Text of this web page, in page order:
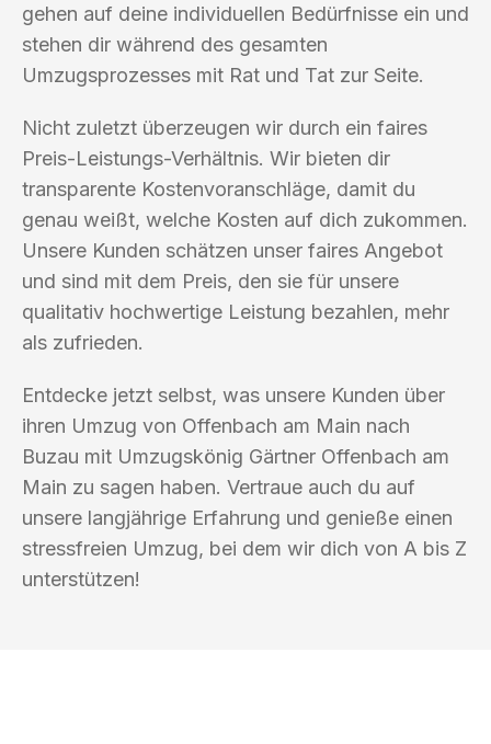
gehen auf deine individuellen Bedürfnisse ein und
stehen dir während des gesamten
Umzugsprozesses mit Rat und Tat zur Seite.
Nicht zuletzt überzeugen wir durch ein faires
Preis-Leistungs-Verhältnis. Wir bieten dir
transparente Kostenvoranschläge, damit du
genau weißt, welche Kosten auf dich zukommen.
Unsere Kunden schätzen unser faires Angebot
und sind mit dem Preis, den sie für unsere
qualitativ hochwertige Leistung bezahlen, mehr
als zufrieden.
Entdecke jetzt selbst, was unsere Kunden über
ihren Umzug von Offenbach am Main nach
Buzau mit Umzugskönig Gärtner Offenbach am
Main zu sagen haben. Vertraue auch du auf
unsere langjährige Erfahrung und genieße einen
stressfreien Umzug, bei dem wir dich von A bis Z
unterstützen!